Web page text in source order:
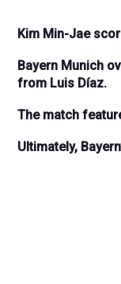
Kim Min-Jae
Bayern Munich
from Luis Díaz.
The match
Ultimately,